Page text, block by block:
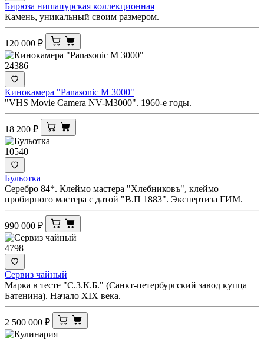
Бирюза нишапурская коллекционная
Камень, уникальный своим размером.
120 000 ₽
24386
Кинокамера "Panasonic M 3000"
"VHS Movie Camera NV-M3000". 1960-е годы.
18 200 ₽
10540
Бульотка
Серебро 84*. Клеймо мастера "Хлебниковъ", клеймо
пробирного мастера с датой "В.П 1883". Экспертиза ГИМ.
990 000 ₽
4798
Сервиз чайный
Марка в тесте "С.З.К.Б." (Санкт-петербургский завод купца
Батенина). Начало XIX века.
2 500 000 ₽